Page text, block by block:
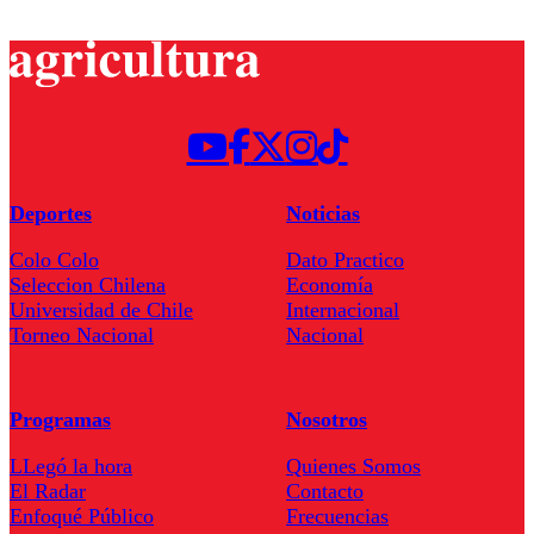
Deportes
Colo Colo
Seleccion Chilena
Universidad de Chile
Torneo Nacional
Noticias
Dato Practico
Economía
Internacional
Nacional
Programas
LLegó la hora
El Radar
Enfoqué Público
Nosotros
Quienes Somos
Contacto
Frecuencias